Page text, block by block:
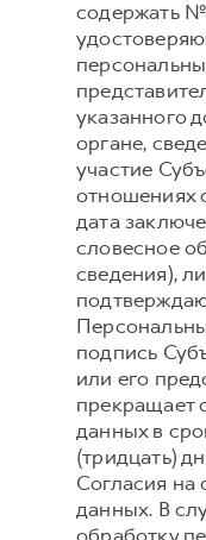
содержать №
указанного
органе,
участие
отношениях
дата
словесное
сведения),
подпись
или его
прекращает
данных в
(тридцать)
Согласия на
данных. В